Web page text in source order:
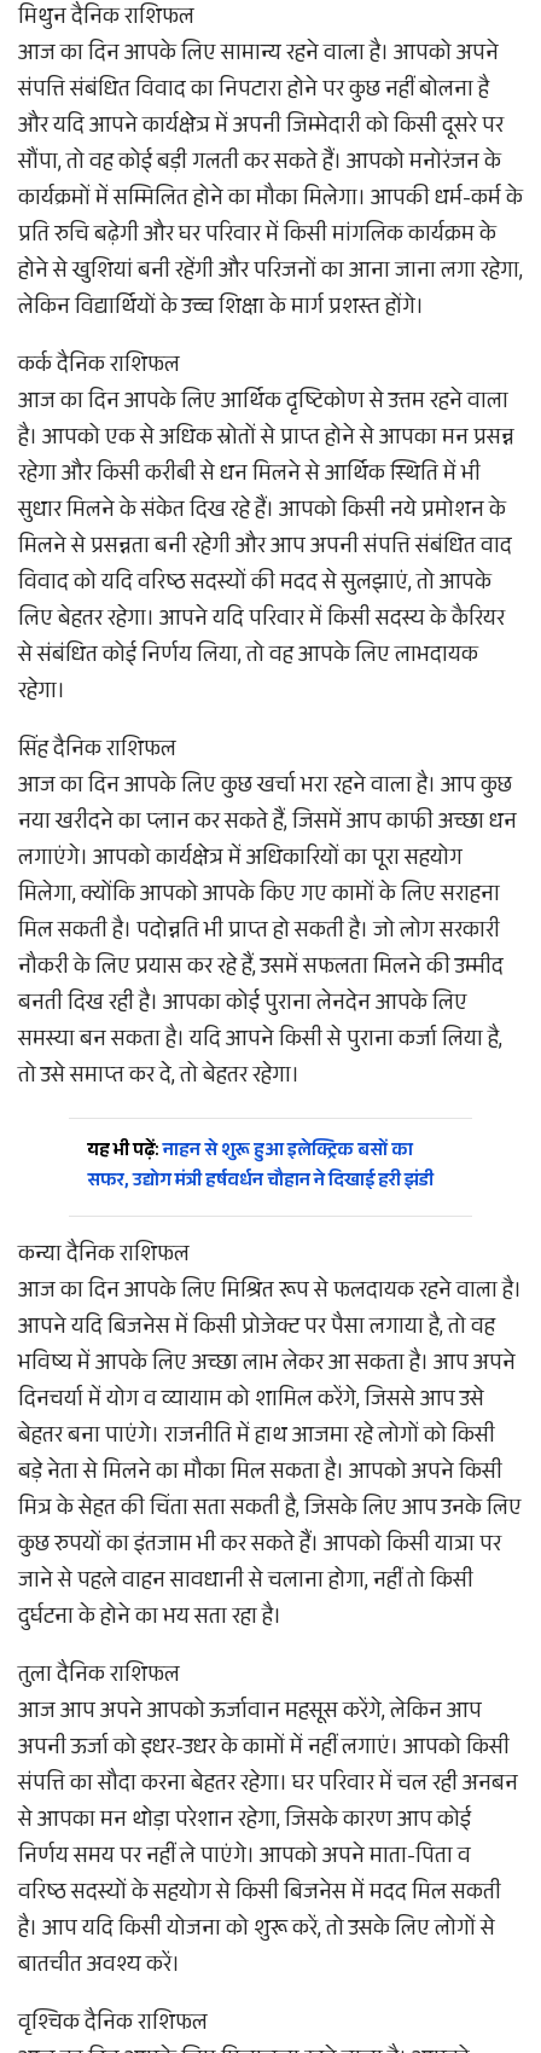
मिथुन दैनिक राशिफल
आज का दिन आपके लिए सामान्य रहने वाला है। आपको अपने
संपत्ति संबंधित विवाद का निपटारा होने पर कुछ नहीं बोलना है
और यदि आपने कार्यक्षेत्र में अपनी जिम्मेदारी को किसी दूसरे पर
सौंपा, तो वह कोई बड़ी गलती कर सकते हैं। आपको मनोरंजन के
कार्यक्रमों में सम्मिलित होने का मौका मिलेगा। आपकी धर्म-कर्म के
प्रति रुचि बढ़ेगी और घर परिवार में किसी मांगलिक कार्यक्रम के
होने से खुशियां बनी रहेंगी और परिजनों का आना जाना लगा रहेगा,
लेकिन विद्यार्थियों के उच्च शिक्षा के मार्ग प्रशस्त होंगे।
कर्क दैनिक राशिफल
आज का दिन आपके लिए आर्थिक दृष्टिकोण से उत्तम रहने वाला
है। आपको एक से अधिक स्रोतों से प्राप्त होने से आपका मन प्रसन्न
रहेगा और किसी करीबी से धन मिलने से आर्थिक स्थिति में भी
सुधार मिलने के संकेत दिख रहे हैं। आपको किसी नये प्रमोशन के
मिलने से प्रसन्नता बनी रहेगी और आप अपनी संपत्ति संबंधित वाद
विवाद को यदि वरिष्ठ सदस्यों की मदद से सुलझाएं, तो आपके
लिए बेहतर रहेगा। आपने यदि परिवार में किसी सदस्य के कैरियर
से संबंधित कोई निर्णय लिया, तो वह आपके लिए लाभदायक
रहेगा।
सिंह दैनिक राशिफल
आज का दिन आपके लिए कुछ खर्चा भरा रहने वाला है। आप कुछ
नया खरीदने का प्लान कर सकते हैं, जिसमें आप काफी अच्छा धन
लगाएंगे। आपको कार्यक्षेत्र में अधिकारियों का पूरा सहयोग
मिलेगा, क्योंकि आपको आपके किए गए कामों के लिए सराहना
मिल सकती है। पदोन्नति भी प्राप्त हो सकती है। जो लोग सरकारी
नौकरी के लिए प्रयास कर रहे हैं, उसमें सफलता मिलने की उम्मीद
बनती दिख रही है। आपका कोई पुराना लेनदेन आपके लिए
समस्या बन सकता है। यदि आपने किसी से पुराना कर्जा लिया है,
तो उसे समाप्त कर दे, तो बेहतर रहेगा।
यह भी पढ़ें:नाहन से शुरू हुआ इलेक्ट्रिक बसों का
सफर, उद्योग मंत्री हर्षवर्धन चौहान ने दिखाई हरी झंडी
कन्या दैनिक राशिफल
आज का दिन आपके लिए मिश्रित रूप से फलदायक रहने वाला है।
आपने यदि बिजनेस में किसी प्रोजेक्ट पर पैसा लगाया है, तो वह
भविष्य में आपके लिए अच्छा लाभ लेकर आ सकता है। आप अपने
दिनचर्या में योग व व्यायाम को शामिल करेंगे, जिससे आप उसे
बेहतर बना पाएंगे। राजनीति में हाथ आजमा रहे लोगों को किसी
बड़े नेता से मिलने का मौका मिल सकता है। आपको अपने किसी
मित्र के सेहत की चिंता सता सकती है, जिसके लिए आप उनके लिए
कुछ रुपयों का इंतजाम भी कर सकते हैं। आपको किसी यात्रा पर
जाने से पहले वाहन सावधानी से चलाना होगा, नहीं तो किसी
दुर्घटना के होने का भय सता रहा है।
तुला दैनिक राशिफल
आज आप अपने आपको ऊर्जावान महसूस करेंगे, लेकिन आप
अपनी ऊर्जा को इधर-उधर के कामों में नहीं लगाएं। आपको किसी
संपत्ति का सौदा करना बेहतर रहेगा। घर परिवार में चल रही अनबन
से आपका मन थोड़ा परेशान रहेगा, जिसके कारण आप कोई
निर्णय समय पर नहीं ले पाएंगे। आपको अपने माता-पिता व
वरिष्ठ सदस्यों के सहयोग से किसी बिजनेस में मदद मिल सकती
है। आप यदि किसी योजना को शुरू करें, तो उसके लिए लोगों से
बातचीत अवश्य करें।
वृश्चिक दैनिक राशिफल